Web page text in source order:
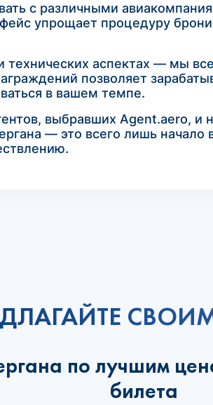
с различными
упрощает процедуру
технических аспектах — мы
позволяет
в вашем темпе.
выбравших Agent.aero, и
— это всего лишь начало
по лучшим
билета